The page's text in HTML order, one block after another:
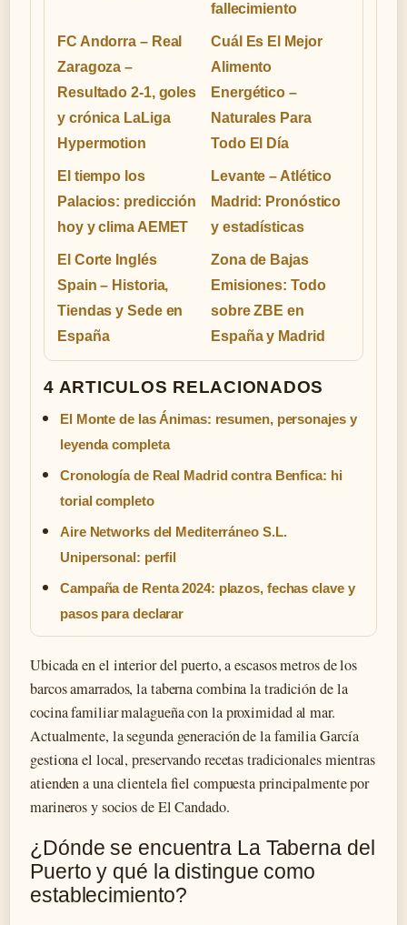
fallecimiento
FC Andorra – Real
Zaragoza –
Resultado 2-1, goles
y crónica LaLiga
Hypermotion
Cuál Es El Mejor
Alimento
Energético –
Naturales Para
Todo El Día
El tiempo los
Palacios: predicción
hoy y clima AEMET
Levante – Atlético
Madrid: Pronóstico
y estadísticas
El Corte Inglés
Spain – Historia,
Tiendas y Sede en
España
Zona de Bajas
Emisiones: Todo
sobre ZBE en
España y Madrid
4 ARTICULOS RELACIONADOS
El Monte de las Ánimas: resumen, personajes y
leyenda completa
Cronología de Real Madrid contra Benfica: hi
torial completo
Aire Networks del Mediterráneo S.L.
Unipersonal: perfil
Campaña de Renta 2024: plazos, fechas clave y
pasos para declarar
Ubicada en el interior del puerto, a escasos metros de los
barcos amarrados, la taberna combina la tradición de la
cocina familiar malagueña con la proximidad al mar.
Actualmente, la segunda generación de la familia García
gestiona el local, preservando recetas tradicionales mientras
atienden a una clientela fiel compuesta principalmente por
marineros y socios de El Candado.
¿Dónde se encuentra La Taberna del
Puerto y qué la distingue como
establecimiento?